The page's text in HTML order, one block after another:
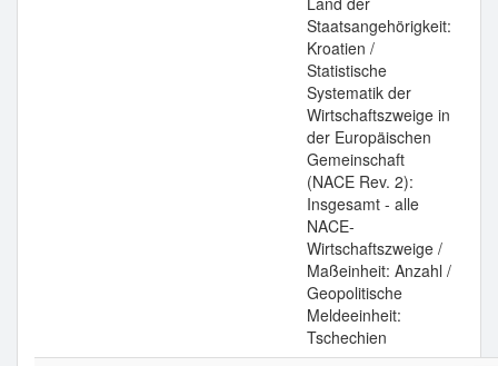
Staatsangehörigkeit:
Kroatien /
Statistische
Systematik der
Wirtschaftszweige in
der Europäischen
Gemeinschaft
(NACE Rev. 2):
Insgesamt - alle
NACE-
Wirtschaftszweige /
Maßeinheit: Anzahl /
Geopolitische
Meldeeinheit:
Tschechien